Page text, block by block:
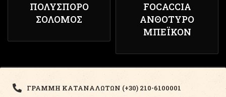
ΠΟΛΎΣΠΟΡΟ
ΣΟΛΟΜΌΣ
FOCACCIA
ΑΝΘΌΤΥΡΟ
ΜΠΈΙΚΟΝ
ΓΡΑΜΜΗ ΚΑΤΑΝΑΛΩΤΩΝ (+30) 210-6100001